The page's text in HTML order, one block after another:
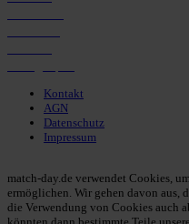
Kontakt
AGN
Datenschutz
Impressum
match-day.de verwendet Cookies,
ermöglichen. Wir gehen davon aus,
die Verwendung von Cookies auch